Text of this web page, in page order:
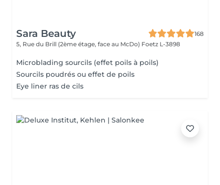
Sara Beauty
168
5, Rue du Brill (2ème étage, face au McDo) Foetz L-3898
Microblading sourcils (effet poils à poils)
Sourcils poudrés ou effet de poils
Eye liner ras de cils